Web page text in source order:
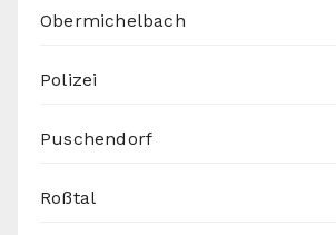
Obermichelbach
Polizei
Puschendorf
Roßtal